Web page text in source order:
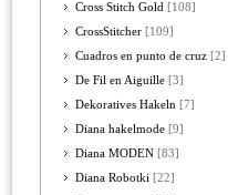
Cross Stitch Gold [108]
CrossStitcher [109]
Cuadros en punto de cruz [2]
De Fil en Aiguille [3]
Dekoratives Hakeln [7]
Diana hakelmode [9]
Diana MODEN [83]
Diana Robotki [22]